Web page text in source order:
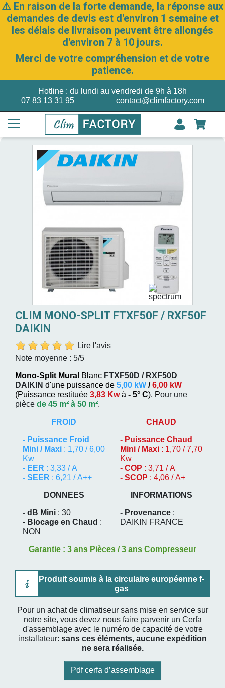
⚠️ En raison de la forte demande, la réponse aux
demandes de devis est d'environ 1 semaine et
les délais de livraison peuvent être allongés
d'environ 7 à 10 jours.
Merci de votre compréhension et de votre
patience.
07 83 13 31 95
Hotline : du lundi au vendredi de 9h à 18h
contact@climfactory.com
CLIM MONO-SPLIT FTXF50F / RXF50F
DAIKIN
Lire l'avis
Note moyenne : 5/5
Mono-Split Mural Blanc FTXF50D / RXF50D
DAIKIN d'une puissance de 5,00 kW /6,00 kW
(Puissance restituée 3,83 Kwà - 5° C). Pour une
pièce de 45 m² à 50 m².
FROID
- Puissance Froid
Mini / Maxi : 1,70 / 6,00
Kw
- EER : 3,33 / A
- SEER : 6,21 / A++
CHAUD
- Puissance Chaud
Mini / Maxi : 1,70 / 7,70
Kw
- COP : 3,71 / A
- SCOP : 4,06 / A+
DONNEES
- dB Mini : 30
- Blocage en Chaud :
NON
INFORMATIONS
- Provenance :
DAIKIN FRANCE
Garantie : 3 ans Pièces / 3 ans Compresseur
Produit soumis à la circulaire européenne f-
gas
Pour un achat de climatiseur sans mise en service sur
notre site, vous devez nous faire parvenir un Cerfa
d'assemblage avec le numéro de capacité de votre
installateur: sans ces éléments, aucune expédition
ne sera réalisée.
Pdf cerfa d’assemblage